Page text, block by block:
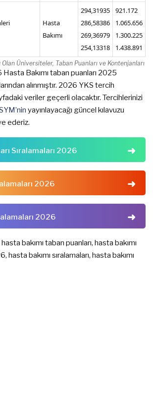
Hasta
Bakımı
294,31935
286,58386
269,36979
254,13318
921.172
1.065.656
1.300.225
1.438.891
Olan Üniversiteler, Taban Puanları ve Kontenjanları
Bakımı taban puanları 2025
alınmıştır. 2026 YKS tercih
veriler geçerli olacaktır. Tercihlerinizi
yayınlayacağı güncel kılavuzu
ederiz.
Sıralamaları 2026
2026
2026
bakımı taban puanları, hasta bakımı
hasta bakımı sıralamaları, hasta bakımı